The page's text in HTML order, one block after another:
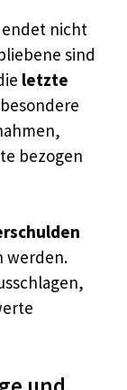
endet nicht
sind
letzte
bezogen
werden.